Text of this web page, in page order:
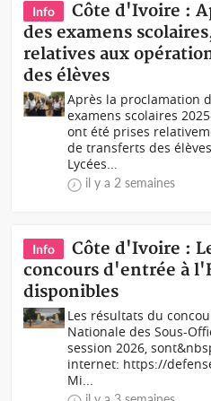
Info
Côte d'Ivoire :
des examens
relatives aux
des élèves
Après la proclamation
examens scolaires
ont été prises
de transferts des
Lycées...
il y a 2 semaines
Info
Côte d'Ivoire :
concours d'entrée à
disponibles
Les résultats du
Nationale des Sous-
session 2026,
internet: https://
Mi...